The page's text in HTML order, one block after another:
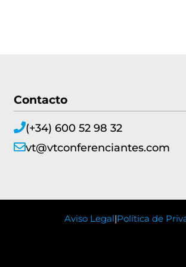
Contacto
(+34) 600 52 98 32
vt@vtconferenciantes.com
Aviso Legal|Política de